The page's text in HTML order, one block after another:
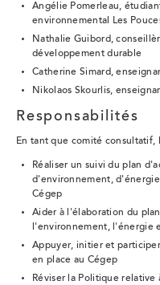
Angélie Pomerleau,
environnemental Les
Nathalie Guibord,
développement durable
Catherine Simard,
Nikolaos Skourlis,
Responsabilités
En tant que comité consultatif,
Réaliser un suivi du plan
d'environnement,
Cégep
Aider à l'élaboration du
l'environnement, l'énergie
Appuyer, initier et
en place au Cégep
Réviser la Politique relative